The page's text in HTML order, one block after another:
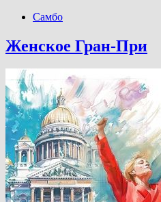
Самбо
Женское Гран-При